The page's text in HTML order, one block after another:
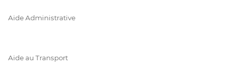
Aide Administrative
Aide au Transport